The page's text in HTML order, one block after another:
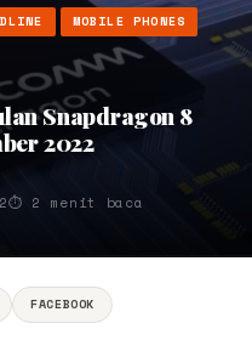
MOBILE PHONES
Snapdragon 8
2022
⏱ 2 menit baca
FACEBOOK